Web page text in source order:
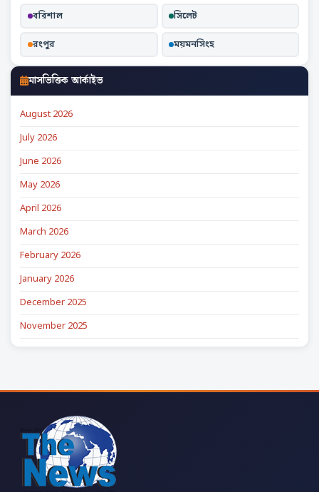
বরিশাল সিলেট
রংপুর ময়মনসিংহ
মাসভিত্তিক আর্কাইভ
August 2026
July 2026
June 2026
May 2026
April 2026
March 2026
February 2026
January 2026
December 2025
November 2025